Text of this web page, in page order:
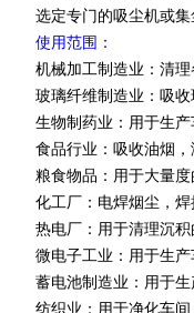
选定专门的吸尘机或
使用范围：
机械加工制造业：清
玻璃纤维制造业：吸
生物制药业：用于生
食品行业：吸收油烟
粮食物品：用于大量
化工厂：电焊烟尘，
热电厂：用于清理沉
微电子工业：用于生
蓄电池制造业：用于
纺织业：用于净化车